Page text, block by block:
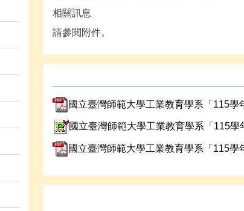
相關訊息
請參閱附件。
國立臺灣師範大學工業教育學系「115
國立臺灣師範大學工業教育學系「115
國立臺灣師範大學工業教育學系「115